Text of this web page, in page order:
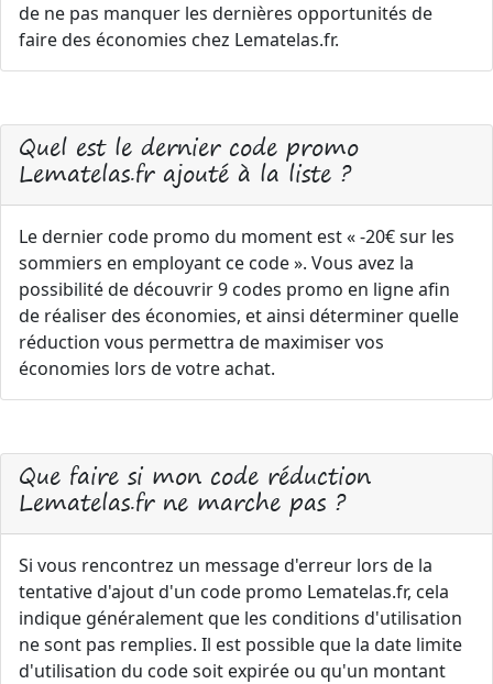
de ne pas manquer les dernières opportunités de
faire des économies chez Lematelas.fr.
Quel est le dernier code promo
Lematelas.fr ajouté à la liste ?
Le dernier code promo du moment est « -20€ sur les
sommiers en employant ce code ». Vous avez la
possibilité de découvrir 9 codes promo en ligne afin
de réaliser des économies, et ainsi déterminer quelle
réduction vous permettra de maximiser vos
économies lors de votre achat.
Que faire si mon code réduction
Lematelas.fr ne marche pas ?
Si vous rencontrez un message d'erreur lors de la
tentative d'ajout d'un code promo Lematelas.fr, cela
indique généralement que les conditions d'utilisation
ne sont pas remplies. Il est possible que la date limite
d'utilisation du code soit expirée ou qu'un montant